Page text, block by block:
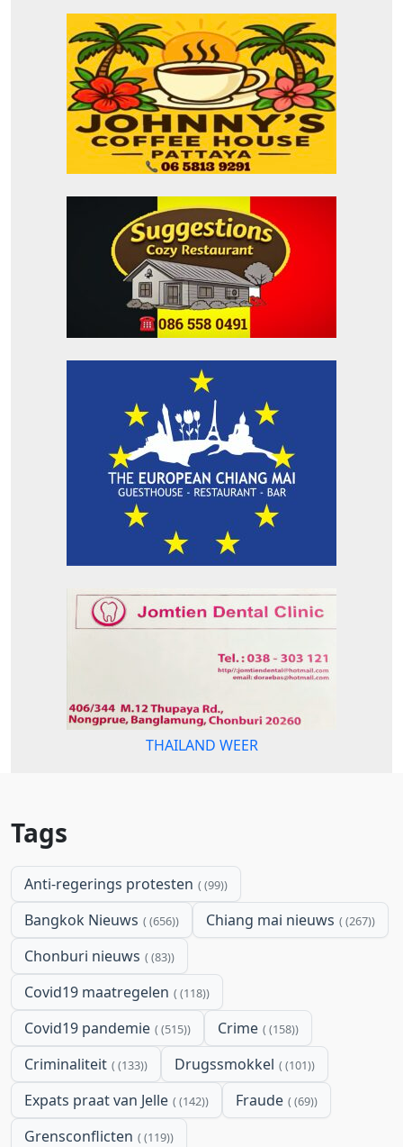
THAILAND WEER
Tags
Anti-regerings protesten (99)
Bangkok Nieuws (656) Chiang mai nieuws (267)
Chonburi nieuws (83)
Covid19 maatregelen (118)
Covid19 pandemie (515) Crime (158)
Criminaliteit (133) Drugssmokkel (101)
Expats praat van Jelle (142) Fraude (69)
Grensconflicten (119)